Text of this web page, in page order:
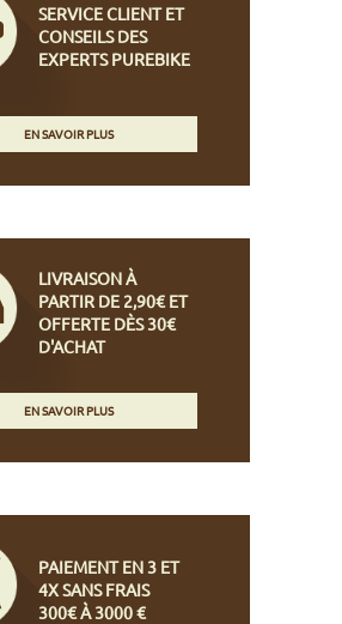
SERVICE CLIENT ET
CONSEILS DES
EXPERTS PUREBIKE
EN SAVOIR PLUS
LIVRAISON À
PARTIR DE 2,90€ ET
OFFERTE DÈS 30€
D'ACHAT
EN SAVOIR PLUS
PAIEMENT EN 3 ET
4X SANS FRAIS
300€ À 3000 €